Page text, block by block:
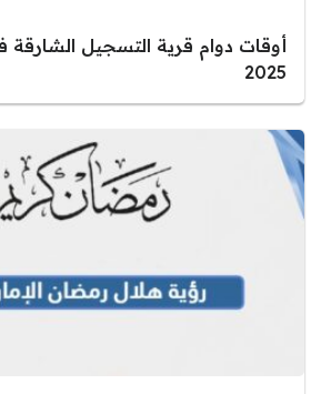
أوقات دوام قرية التسجيل
2025